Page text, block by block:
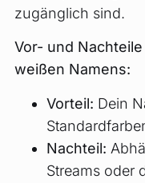
zugänglich sind.
Vor- und
weißen Namens:
Vorteil: Dein
Nachteil:
Streams oder